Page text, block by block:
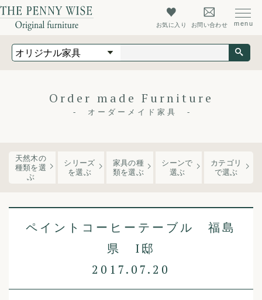
お気に入り お問い合わせ
オリジナル家具
ザ・ペニーワイズについて
初めての方へ
会社概要
Order made Furniture
オーダーメイド家具
天然木の
種類を選
ぶ
シリーズ
を選ぶ
家具の種
類を選ぶ
シーンで
選ぶ
カテゴリ
で選ぶ
ペイントコーヒーテーブル 福島
県 I邸
2017.07.20